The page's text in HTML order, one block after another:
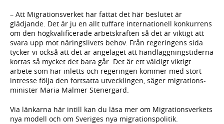
– Att Migrationsverket har fattat det här beslutet är
glädjande. Det är ju en allt tuffare inter­nationell konkurrens
om den hög­kvalifi­cerade arbets­kraften så det är viktigt att
svara upp mot närings­livets behov. Från regeringens sida
tycker vi också att det är ange­läget att handlägg­nings­tiderna
kortas så mycket det bara går. Det är ett väldigt viktigt
arbete som har inletts och regeringen kommer med stort
intresse följa den fortsatta utveck­lingen, säger migrations­
minister Maria Malmer Stenergard.
Via länkarna här intill kan du läsa mer om Migrations­verkets
nya modell och om Sveriges nya migrationspolitik.